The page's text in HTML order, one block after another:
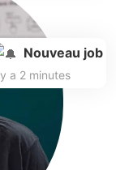
Nouveau job
a 2 minutes